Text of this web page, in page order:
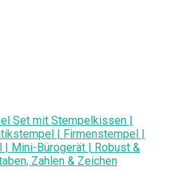
Set mit Stempelkissen |
| Firmenstempel |
Mini-Bürogerät | Robust &
Zahlen & Zeichen